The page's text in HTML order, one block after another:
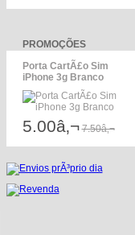
PROMOÇÕES
Porta CartÃ£o Sim
iPhone 3g Branco
5.00â‚¬ 7.50â‚¬